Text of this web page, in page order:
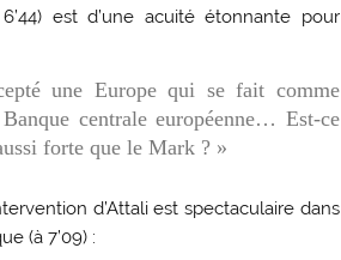
est d’une acuité étonnante pour
une Europe qui se fait comme
centrale européenne… Est-ce
forte que le Mark ? »
d’Attali est spectaculaire dans
(à 7’09) :